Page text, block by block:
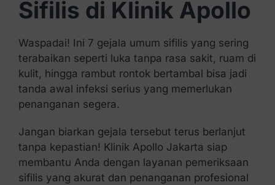
Sifilis di Klinik Apollo
Waspadai! Ini 7 gejala umum sifilis yang sering
terabaikan seperti luka tanpa rasa sakit, ruam di
kulit, hingga rambut rontok bertambal bisa jadi
tanda awal infeksi serius yang memerlukan
penanganan segera.
Jangan biarkan gejala tersebut terus berlanjut
tanpa kepastian! Klinik Apollo Jakarta siap
membantu Anda dengan layanan pemeriksaan
sifilis yang akurat dan penanganan profesional